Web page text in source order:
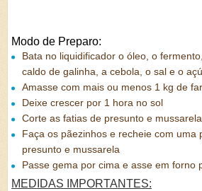
Modo de Preparo:
Bata no liquidificador o óleo, o
caldo de galinha, a cebola, o sal e o
Amasse com mais ou menos 1 kg de
Deixe crescer por 1 hora no sol
Corte as fatias de presunto e
Faça os pãezinhos e recheie com uma
presunto e mussarela
Passe gema por cima e asse em forno
MEDIDAS IMPORTANTES: